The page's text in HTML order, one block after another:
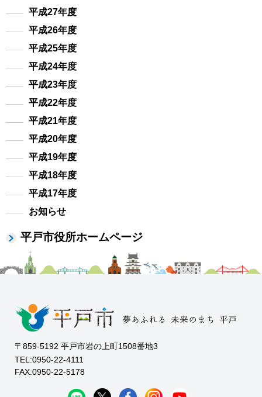
平成27年度
平成26年度
平成25年度
平成24年度
平成23年度
平成22年度
平成21年度
平成20年度
平成19年度
平成18年度
平成17年度
お知らせ
平戸市役所ホームページ
〒859-5192 平戸市岩の上町1508番地3
TEL:0950-22-4111
FAX:0950-22-5178